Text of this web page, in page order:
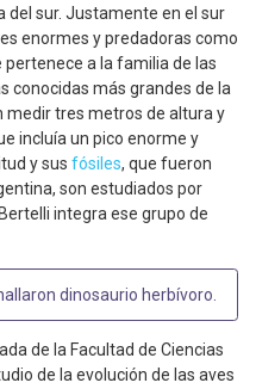
del sur. Justamente en el sur
enormes y predadoras como
pertenece a la familia de las
conocidas más grandes de la
medir tres metros de altura y
incluía un pico enorme y
y sus fósiles, que fueron
son estudiados por
integra ese grupo de
dinosaurio herbívoro
de la Facultad de Ciencias
de la evolución de las aves